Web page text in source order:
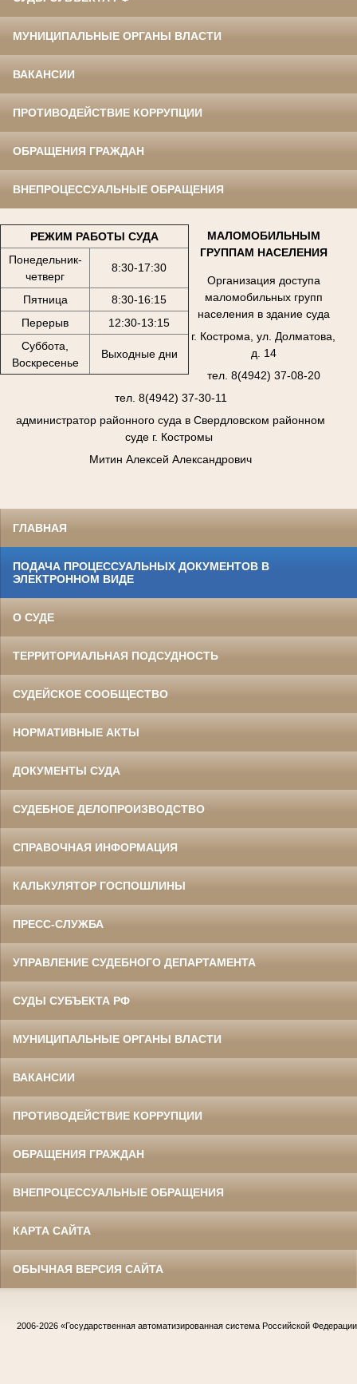
МУНИЦИПАЛЬНЫЕ ОРГАНЫ ВЛАСТИ
ВАКАНСИИ
ПРОТИВОДЕЙСТВИЕ КОРРУПЦИИ
ОБРАЩЕНИЯ ГРАЖДАН
ВНЕПРОЦЕССУАЛЬНЫЕ ОБРАЩЕНИЯ
РЕЖИМ РАБОТЫ СУДА
Понедельник-
четверг
8:30-17:30
Пятница
8:30-16:15
Перерыв
12:30-13:15
Суббота,
Воскресенье
Выходные дни
МАЛОМОБИЛЬНЫМ
ГРУППАМ НАСЕЛЕНИЯ
Организация доступа
маломобильных групп
населения в здание суда
г. Кострома, ул. Долматова,
д. 14
тел. 8(4942) 37-08-20
тел. 8(4942) 37-30-11
администратор районного суда в Свердловском районном
суде г. Костромы
Митин Алексей Александрович
ГЛАВНАЯ
ПОДАЧА ПРОЦЕССУАЛЬНЫХ ДОКУМЕНТОВ В
ЭЛЕКТРОННОМ ВИДЕ
О СУДЕ
ТЕРРИТОРИАЛЬНАЯ ПОДСУДНОСТЬ
СУДЕЙСКОЕ СООБЩЕСТВО
НОРМАТИВНЫЕ АКТЫ
ДОКУМЕНТЫ СУДА
СУДЕБНОЕ ДЕЛОПРОИЗВОДСТВО
СПРАВОЧНАЯ ИНФОРМАЦИЯ
КАЛЬКУЛЯТОР ГОСПОШЛИНЫ
ПРЕСС-СЛУЖБА
УПРАВЛЕНИЕ СУДЕБНОГО ДЕПАРТАМЕНТА
СУДЫ СУБЪЕКТА РФ
МУНИЦИПАЛЬНЫЕ ОРГАНЫ ВЛАСТИ
ВАКАНСИИ
ПРОТИВОДЕЙСТВИЕ КОРРУПЦИИ
ОБРАЩЕНИЯ ГРАЖДАН
ВНЕПРОЦЕССУАЛЬНЫЕ ОБРАЩЕНИЯ
КАРТА САЙТА
ОБЫЧНАЯ ВЕРСИЯ САЙТА
2006-2026 «Государственная автоматизированная система Российской